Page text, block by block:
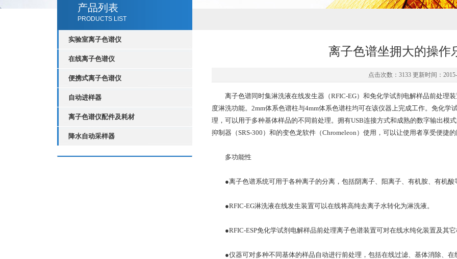
产品列表
PRODUCTS LIST
实验室离子色谱仪
在线离子色谱仪
便携式离子色谱仪
自动进样器
离子色谱仪配件及耗材
降水自动采样器
离子色谱坐拥大的操作
点击次数：3133 更新时间：
离子色谱同时集淋洗液在线发生器（RFIC-EG）和免化学试剂电解样品前处理装
度淋洗功能。2mm体系色谱柱与4mm体系色谱柱均可在该仪器上完成工作。免化
理，可以用于多种基体样品的不同前处理。拥有USB连接方式和成熟的数字输出模
抑制器（SRS-300）和的变色龙软件（Chromeleon）使用，可以让使用者享受便捷
多功能性
●离子色谱系统可用于各种离子的分离，包括阴离子、阳离子、有机胺、有机酸
●RFIC-EG淋洗液在线发生装置可以在线将高纯去离子水转化为淋洗液。
●RFIC-ESP免化学试剂电解样品前处理离子色谱装置可对在线水纯化装置及其
●仪器可对多种不同基体的样品自动进行前处理，包括在线过滤、基体消除、在